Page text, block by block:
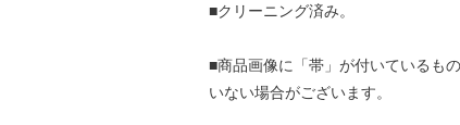
■クリーニング済み。
■商品画像に「帯」が付いているも
いない場合がございます。